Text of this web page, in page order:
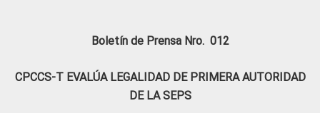
Boletín de Prensa Nro. 012
CPCCS-T EVALÚA LEGALIDAD DE PRIMERA AUTORIDAD
DE LA SEPS